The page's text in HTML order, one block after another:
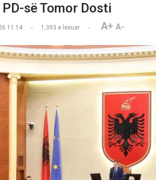
së Tomor Dosti
11:14 1,393 e lexuar A+ A-